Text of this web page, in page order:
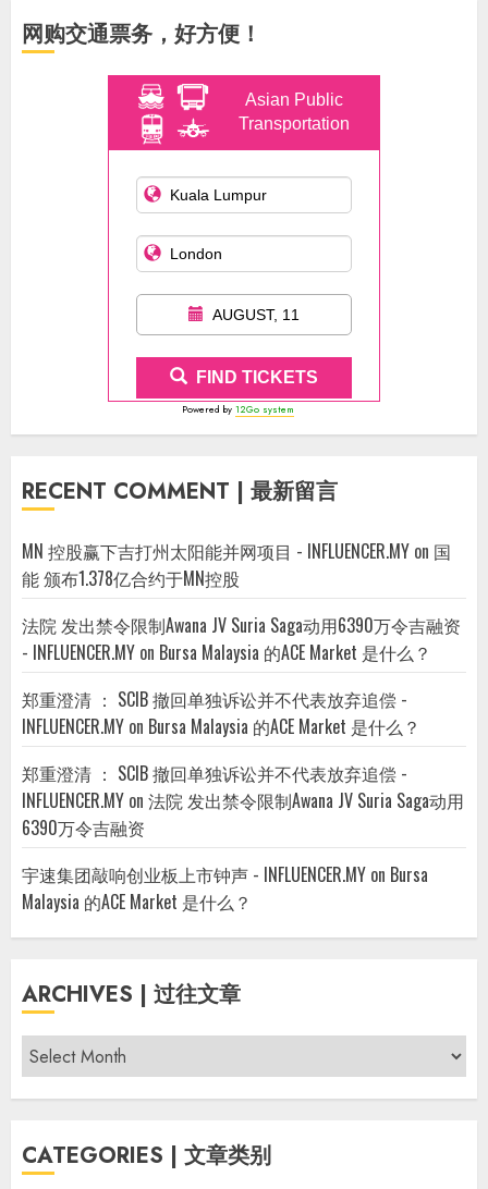
网购交通票务，好方便！
Asian Public
Transportation
AUGUST, 11
FIND TICKETS
Powered by 12Go system
RECENT COMMENT | 最新留言
MN 控股赢下吉打州太阳能并网项目 - INFLUENCER.MY on 国
能 颁布1.378亿合约于MN控股
法院 发出禁令限制Awana JV Suria Saga动用6390万令吉融资
- INFLUENCER.MY on Bursa Malaysia 的ACE Market 是什么？
郑重澄清 ： SCIB 撤回单独诉讼并不代表放弃追偿 -
INFLUENCER.MY on Bursa Malaysia 的ACE Market 是什么？
郑重澄清 ： SCIB 撤回单独诉讼并不代表放弃追偿 -
INFLUENCER.MY on 法院 发出禁令限制Awana JV Suria Saga动用
6390万令吉融资
宇速集团敲响创业板上市钟声 - INFLUENCER.MY on Bursa
Malaysia 的ACE Market 是什么？
ARCHIVES | 过往文章
Archives
|
过
文
CATEGORIES | 文章类别